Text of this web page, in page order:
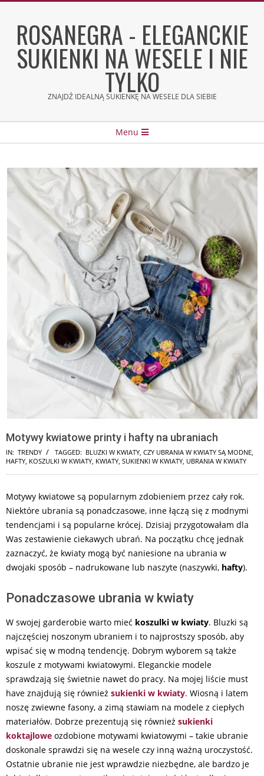
contentROSANEGRA - ELEGANCKIE
SUKIENKI NA WESELE I NIE
TYLKO
ZNAJDŹ IDEALNĄ SUKIENKĘ NA WESELE DLA SIEBIE
Menu
Motywy kwiatowe printy i hafty na ubraniach
IN: TRENDY TAGGED: BLUZKI W KWIATY, CZY UBRANIA W KWIATY SĄ MODNE,
HAFTY, KOSZULKI W KWIATY, KWIATY, SUKIENKI W KWIATY, UBRANIA W KWIATY
Motywy kwiatowe są popularnym zdobieniem przez cały rok.
Niektóre ubrania są ponadczasowe, inne łączą się z modnymi
tendencjami i są popularne krócej. Dzisiaj przygotowałam dla
Was zestawienie ciekawych ubrań. Na początku chcę jednak
zaznaczyć, że kwiaty mogą być naniesione na ubrania w
dwojaki sposób – nadrukowane lub naszyte (naszywki, hafty).
Ponadczasowe ubrania w kwiaty
W swojej garderobie warto mieć koszulki w kwiaty. Bluzki są
najczęściej noszonym ubraniem i to najprostszy sposób, aby
wpisać się w modną tendencję. Dobrym wyborem są także
koszule z motywami kwiatowymi. Eleganckie modele
sprawdzają się świetnie nawet do pracy. Na mojej liście must
have znajdują się również sukienki w kwiaty. Wiosną i latem
noszę zwiewne fasony, a zimą stawiam na modele z ciepłych
materiałów. Dobrze prezentują się również sukienki
koktajlowe ozdobione motywami kwiatowymi – takie ubranie
doskonale sprawdzi się na wesele czy inną ważną uroczystość.
Ostatnie ubranie nie jest wprawdzie niezbędne, ale bardzo je